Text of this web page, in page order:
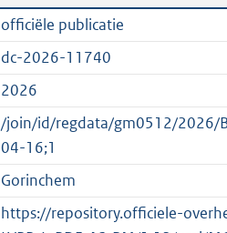
a
n
d
g
r
o
o
t
officiële publicatie
dc-2026-11740
2026
/join/id/regdata/gm0512/2026/
04-16;1
Gorinchem
https://repository.officiele-